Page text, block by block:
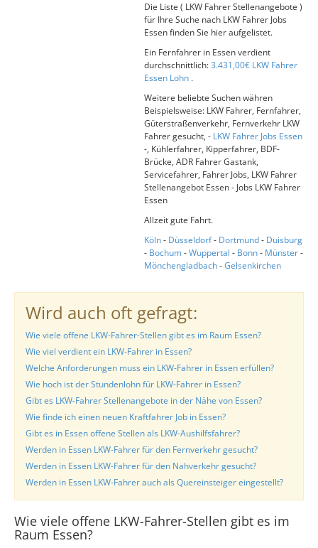
Die Liste ( LKW Fahrer Stellenangebote )
für Ihre Suche nach LKW Fahrer Jobs
Essen finden Sie hier aufgelistet.
Ein Fernfahrer in Essen verdient
durchschnittlich:3.431,00€ LKW Fahrer
Essen Lohn .
Weitere beliebte Suchen währen
Beispielsweise: LKW Fahrer, Fernfahrer,
Güterstraßenverkehr, Fernverkehr LKW
Fahrer gesucht, - LKW Fahrer Jobs Essen
-, Kühlerfahrer, Kipperfahrer, BDF-
Brücke, ADR Fahrer Gastank,
Servicefahrer, Fahrer Jobs, LKW Fahrer
Stellenangebot Essen - Jobs LKW Fahrer
Essen
Allzeit gute Fahrt.
Köln- Düsseldorf- Dortmund- Duisburg
- Bochum-Wuppertal - Bonn- Münster-
Mönchengladbach-Gelsenkirchen
Wird auch oft gefragt:
Wie viele offene LKW-Fahrer-Stellen gibt es im Raum Essen?
Wie viel verdient ein LKW-Fahrer in Essen?
Welche Anforderungen muss ein LKW-Fahrer in Essen erfüllen?
Wie hoch ist der Stundenlohn für LKW-Fahrer in Essen?
Gibt es LKW-Fahrer Stellenangebote in der Nähe von Essen?
Wie finde ich einen neuen Kraftfahrer Job in Essen?
Gibt es in Essen offene Stellen als LKW-Aushilfsfahrer?
Werden in Essen LKW-Fahrer für den Fernverkehr gesucht?
Werden in Essen LKW-Fahrer für den Nahverkehr gesucht?
Werden in Essen LKW-Fahrer auch als Quereinsteiger eingestellt?
Wie viele offene LKW-Fahrer-Stellen gibt es im
Raum Essen?